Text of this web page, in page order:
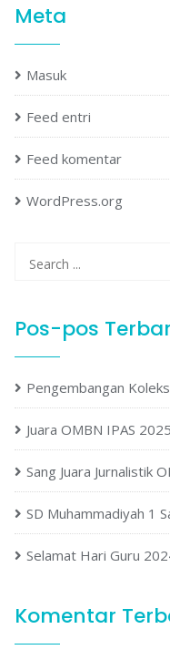
Meta
Masuk
Feed entri
Feed komentar
WordPress.org
Pos-pos
Pengembangan
Juara OMBN IPAS 2025
Sang Juara Jurnalistik
SD Muhammadiyah 1
Selamat Hari Guru
Komentar